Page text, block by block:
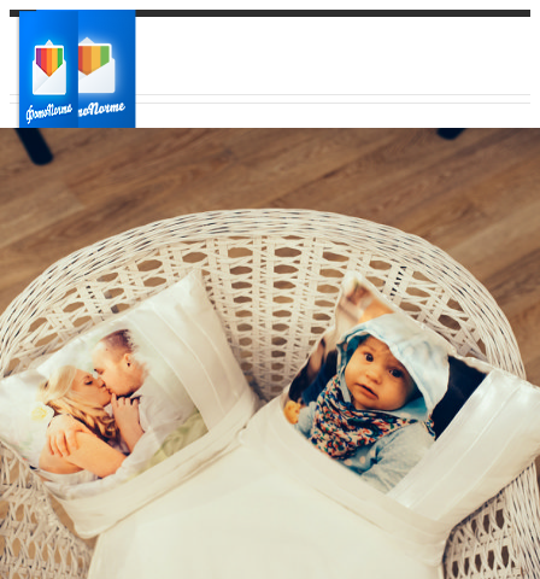
Ваш город:
Ваш регион доставки
Выберите из списка: